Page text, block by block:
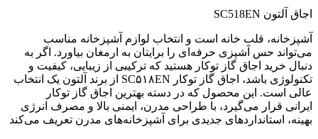
اجاق آلتون SC518EN
آشپزخانه، قلب خانه است و انتخاب لوازم آشپزخانه مناسب
می‌تواند حس آشپزی حرفه‌ای را برایتان به ارمغان بیاورد. اگر به
دنبال خرید اجاق گاز توکار هستید که ترکیبی از زیبایی، کیفیت و
تکنولوژی باشد، اجاق گاز توکار SC۵۱۸EN از برند آلتون یک انتخاب
عالی است. این محصول که در دسته بهترین اجاق گاز توکار
ایرانی قرار می‌گیرد، با طراحی مدرن، ایمنی بالا و مصرف انرژی
بهینه، استانداردهای جدیدی برای آشپزخانه‌های مدرن تعریف می‌کند